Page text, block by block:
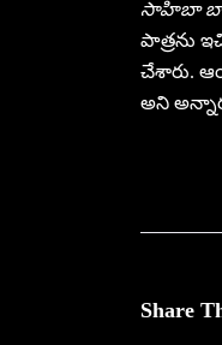
సాహిబా
పాత్రను
చేశారు.
అని
Share